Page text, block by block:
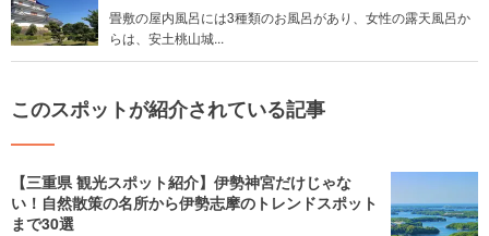
畳敷の屋内風呂には3種類のお風呂があり、女性の露天風呂か
らは、安土桃山城...
このスポットが紹介されている記事
【三重県 観光スポット紹介】伊勢神宮だけじゃな
い！自然散策の名所から伊勢志摩のトレンドスポット
まで30選